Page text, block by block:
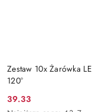
Zestaw 10x Żarówka
120°
Cena
39.33